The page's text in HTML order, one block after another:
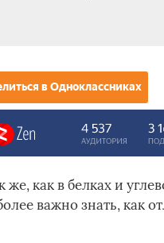
в Одноклассниках
как в белках и
важно знать, как